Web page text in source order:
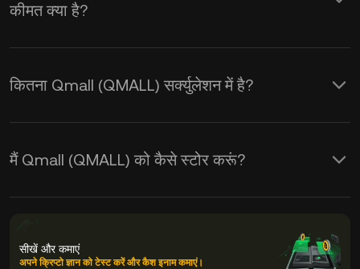
कीमत क्या है?
कितना Qmall (QMALL) सर्क्युलेशन में है?
मैं Qmall (QMALL) को कैसे स्टोर करूं?
सीखें और कमाएं
अपने क्रिप्टो ज्ञान को टेस्ट करें और कैश इनाम कमाएं।